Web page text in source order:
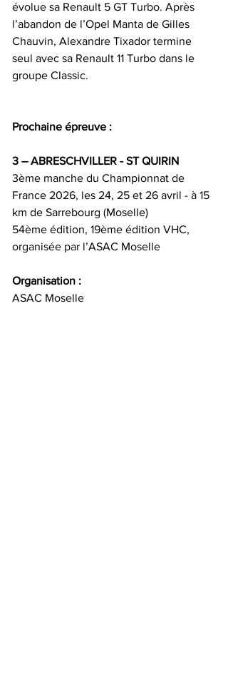
évolue sa Renault 5 GT Turbo. Après
l’abandon de l’Opel Manta de Gilles
Chauvin, Alexandre Tixador termine
seul avec sa Renault 11 Turbo dans le
groupe Classic.
Prochaine épreuve :
3 – ABRESCHVILLER - ST QUIRIN
3ème manche du Championnat de
France 2026, les 24, 25 et 26 avril - à 15
km de Sarrebourg (Moselle)
54ème édition, 19ème édition VHC,
organisée par l’ASAC Moselle
Organisation :
ASAC Moselle